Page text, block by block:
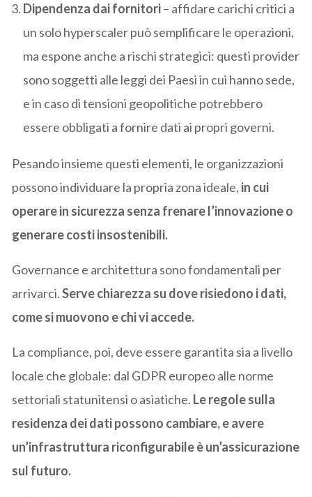
Dipendenza dai fornitori– affidare carichi critici a
un solo hyperscaler può semplificare le operazioni,
ma espone anche a rischi strategici: questi provider
sono soggetti alle leggi dei Paesi in cui hanno sede,
e in caso di tensioni geopolitiche potrebbero
essere obbligati a fornire dati ai propri governi.
Pesando insieme questi elementi, le organizzazioni
possono individuare la propria zona ideale, in cui
operare in sicurezza senza frenare l’innovazione o
generare costi insostenibili.
Governance e architettura sono fondamentali per
arrivarci.Serve chiarezza su dove risiedono i dati,
come si muovono e chi vi accede.
La compliance, poi, deve essere garantita sia a livello
locale che globale: dal GDPR europeo alle norme
settoriali statunitensi o asiatiche. Le regole sulla
residenza dei dati possono cambiare, e avere
un’infrastruttura riconfigurabile è un’assicurazione
sul futuro.